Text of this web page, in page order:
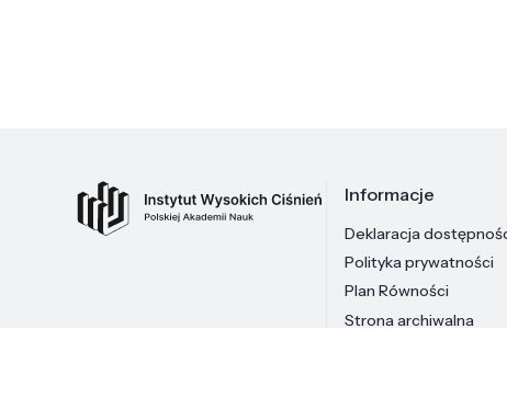
Informacje
Deklaracja
Polityka prywatności
Plan Równości
Strona archiwalna